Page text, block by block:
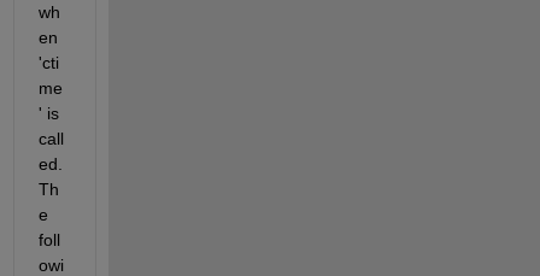
wh
en
'cti
me
' is
call
ed.
Th
e
foll
owi